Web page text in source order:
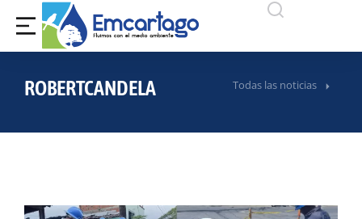
ROBERTCANDELA Todas las noticias